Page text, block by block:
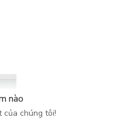
nào
của chúng tôi!